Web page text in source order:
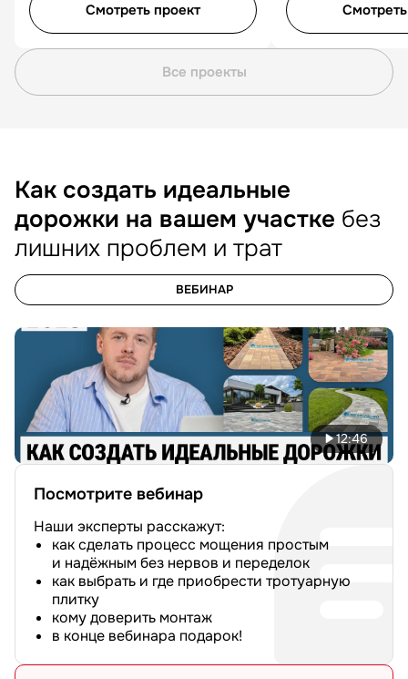
Смотреть проект
Все проекты
Как создать идеальные
дорожки на вашем участке без
лишних проблем и трат
ВЕБИНАР
12:46
Посмотрите вебинар
Наши эксперты расскажут:
как сделать процесс мощения простым
и надёжным без нервов и переделок
как выбрать и где приобрести тротуарную
плитку
кому доверить монтаж
в конце вебинара подарок!